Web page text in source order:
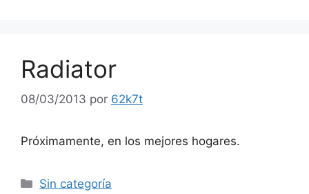
Radiator
08/03/2013 por 62k7t
Próximamente, en los mejores hogares.
Categorías
Sin categoría